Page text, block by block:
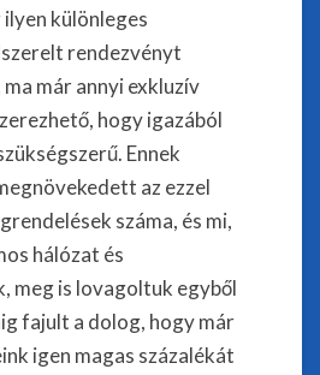
különleges
rendezvényt
már annyi exkluzív
hogy igazából
Ennek
az ezzel
száma, és mi,
hálózat és
meg is lovagoltuk egyből
fajult a dolog, hogy már
igen magas százalékát